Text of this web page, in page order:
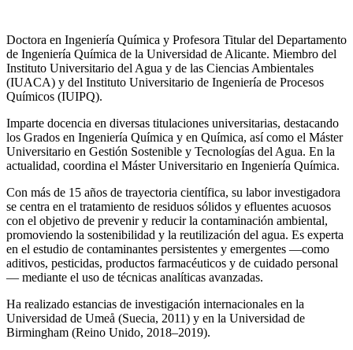
Doctora en Ingeniería Química y Profesora Titular del Departamento
de Ingeniería Química de la Universidad de Alicante. Miembro del
Instituto Universitario del Agua y de las Ciencias Ambientales
(IUACA) y del Instituto Universitario de Ingeniería de Procesos
Químicos (IUIPQ).
Imparte docencia en diversas titulaciones universitarias, destacando
los Grados en Ingeniería Química y en Química, así como el Máster
Universitario en Gestión Sostenible y Tecnologías del Agua. En la
actualidad, coordina el Máster Universitario en Ingeniería Química.
Con más de 15 años de trayectoria científica, su labor investigadora
se centra en el tratamiento de residuos sólidos y efluentes acuosos
con el objetivo de prevenir y reducir la contaminación ambiental,
promoviendo la sostenibilidad y la reutilización del agua. Es experta
en el estudio de contaminantes persistentes y emergentes —como
aditivos, pesticidas, productos farmacéuticos y de cuidado personal
— mediante el uso de técnicas analíticas avanzadas.
Ha realizado estancias de investigación internacionales en la
Universidad de Umeå (Suecia, 2011) y en la Universidad de
Birmingham (Reino Unido, 2018–2019).